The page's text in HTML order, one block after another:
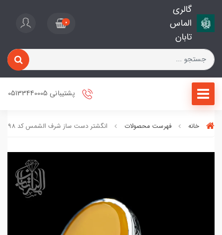
گالری
الماس
تابان
0
پشتیبانی 05133440005
خانه فهرست محصولات انگشتر دست ساز شرف الشمس کد 98